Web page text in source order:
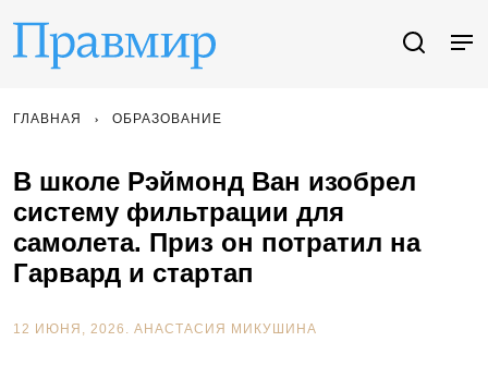
ГЛАВНАЯ ОБРАЗОВАНИЕ
В школе Рэймонд Ван изобрел
систему фильтрации для
самолета. Приз он потратил на
Гарвард и стартап
12 ИЮНЯ, 2026. АНАСТАСИЯ МИКУШИНА